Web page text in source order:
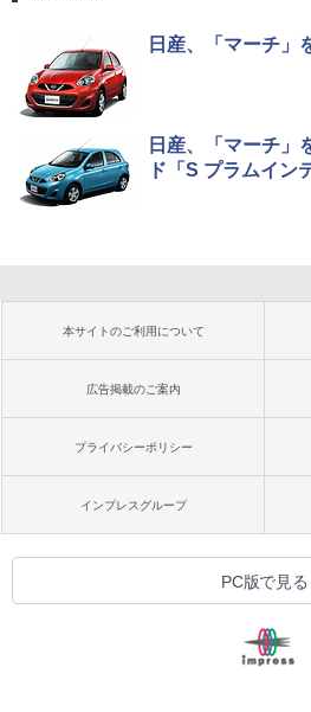
日産、「マーチ」
日産、「マーチ」
ド「S プラムイン
本サイトのご利用について
広告掲載のご案内
プライバシーポリシー
インプレスグループ
PC版で見る